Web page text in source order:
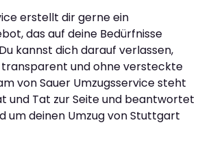
erstellt dir gerne ein
das auf deine Bedürfnisse
kannst dich darauf verlassen,
und ohne versteckte
von Sauer Umzugsservice steht
und Tat zur Seite und beantwortet
um deinen Umzug von Stuttgart